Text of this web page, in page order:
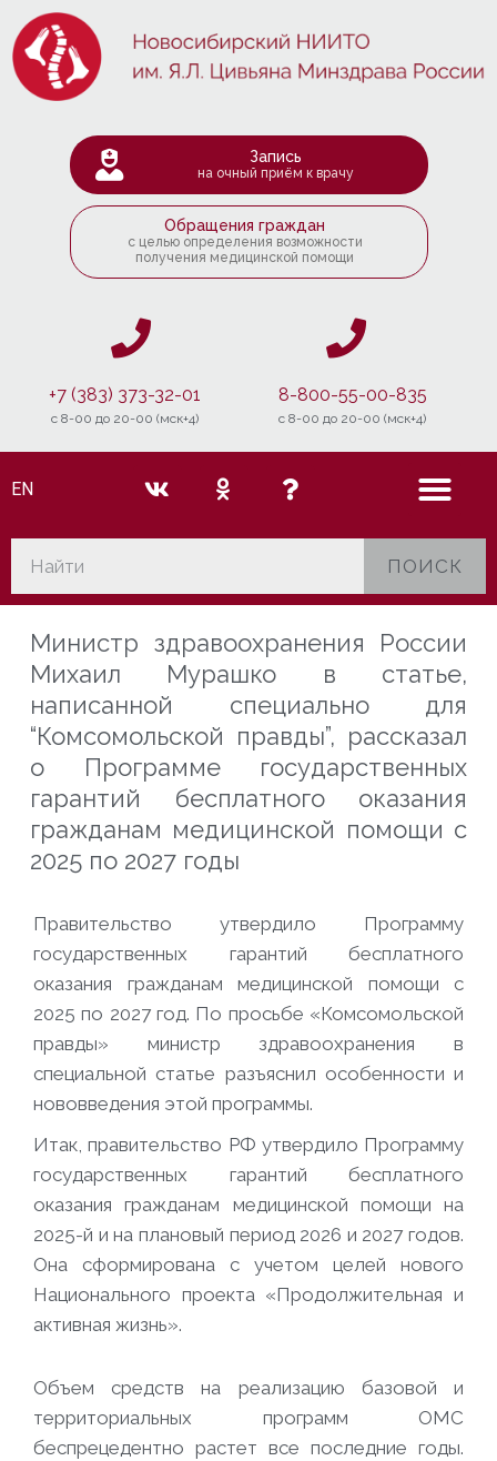
Запись
на очный приём к врачу
Обращения граждан
с целью определения возможности
получения медицинской помощи
+7 (383) 373-32-01
c 8-00 до 20-00 (мск+4)
8-800-55-00-835
c 8-00 до 20-00 (мск+4)
EN
ПОИСК
Министр здравоохранения России
Михаил Мурашко в статье,
написанной специально для
“Комсомольской правды”, рассказал
о Программе государственных
гарантий бесплатного оказания
гражданам медицинской помощи с
2025 по 2027 годы
Правительство утвердило Программу
государственных гарантий бесплатного
оказания гражданам медицинской помощи с
2025 по 2027 год. По просьбе «Комсомольской
правды» министр здравоохранения в
специальной статье разъяснил особенности и
нововведения этой программы.
Итак, правительство РФ утвердило Программу
государственных гарантий бесплатного
оказания гражданам медицинской помощи на
2025-й и на плановый период 2026 и 2027 годов.
Она сформирована с учетом целей нового
Национального проекта «Продолжительная и
активная жизнь».
Объем средств на реализацию базовой и
территориальных программ ОМС
беспрецедентно растет все последние годы.